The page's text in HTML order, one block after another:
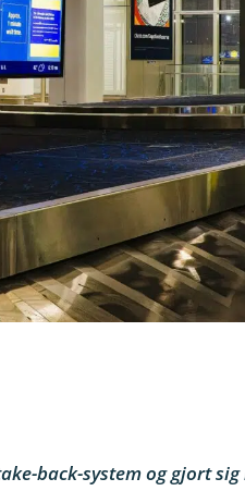
back-system og gjort